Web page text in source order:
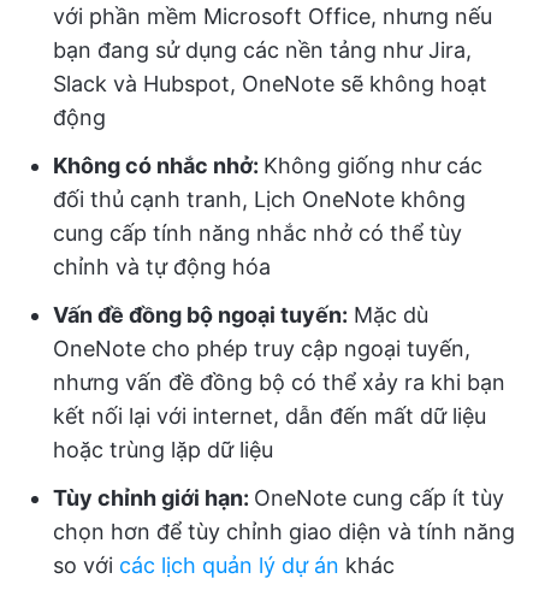
với phần mềm Microsoft Office, nhưng nếu
bạn đang sử dụng các nền tảng như Jira,
Slack và Hubspot, OneNote sẽ không hoạt
động
Không có nhắc nhở: Không giống như các
đối thủ cạnh tranh, Lịch OneNote không
cung cấp tính năng nhắc nhở có thể tùy
chỉnh và tự động hóa
Vấn đề đồng bộ ngoại tuyến: Mặc dù
OneNote cho phép truy cập ngoại tuyến,
nhưng vấn đề đồng bộ có thể xảy ra khi bạn
kết nối lại với internet, dẫn đến mất dữ liệu
hoặc trùng lặp dữ liệu
Tùy chỉnh giới hạn: OneNote cung cấp ít tùy
chọn hơn để tùy chỉnh giao diện và tính năng
so với các lịch quản lý dự án khác